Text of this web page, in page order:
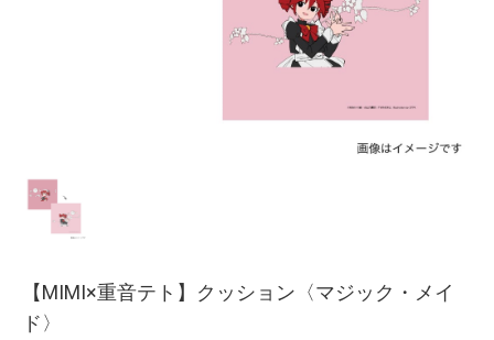
【MIMI×重音テト】クッション〈マジック・メイ
ド〉